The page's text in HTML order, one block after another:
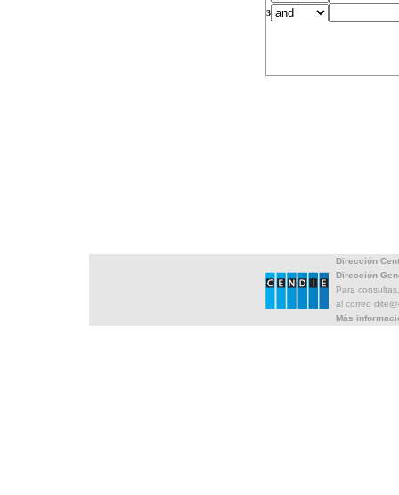
3
Dirección
Dirección
Para
al correo
Más